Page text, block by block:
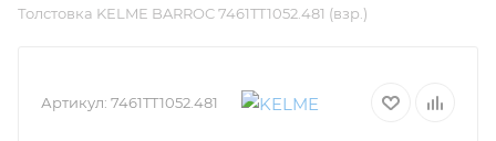
Толстовка KELME BARROC 7461TT1052.481 (взр.)
Артикул: 7461TT1052.481